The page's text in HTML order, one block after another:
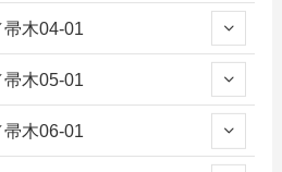
木04-01
木05-01
木06-01